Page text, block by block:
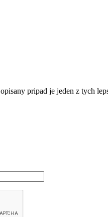
opisany pripad je jeden z tych